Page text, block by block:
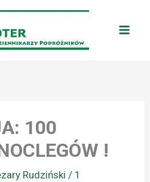
100
!
Rudziński/ 1